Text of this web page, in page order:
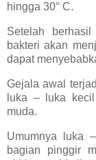
hingga 30° C.
Setelah
bakteri akan
dapat
Gejala awal
luka – luka
muda.
Umumnya luka
bagian pinggir